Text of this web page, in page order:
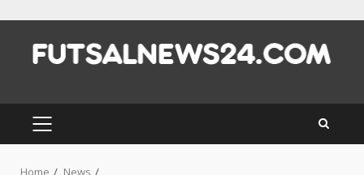
content
PRIMARY
MENU
Home
News